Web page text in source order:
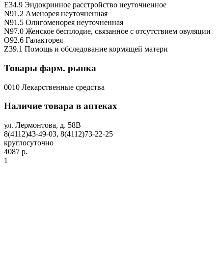
E34.9 Эндокринное расстройство неуточненное
N91.2 Аменорея неуточненная
N91.5 Олигоменорея неуточненная
N97.0 Женское бесплодие, связанное с отсутствием овуляции
O92.6 Галакторея
Z39.1 Помощь и обследование кормящей матери
Товары фарм. рынка
0010 Лекарственные средства
Наличие товара в аптеках
ул. Лермонтова, д. 58В
8(4112)43-49-03, 8(4112)73-22-25
круглосуточно
4087 р.
1